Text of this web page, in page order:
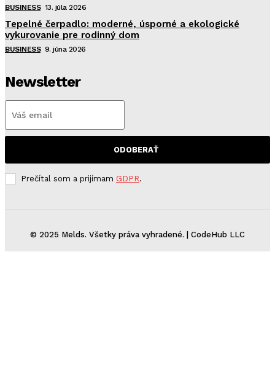
BUSINESS 13. júla 2026
Tepelné čerpadlo: moderné, úsporné a ekologické
vykurovanie pre rodinný dom
BUSINESS 9. júna 2026
Newsletter
ODOBERAŤ
Prečítal som a prijímam GDPR.
© 2025 Melds. Všetky práva vyhradené. | CodeHub LLC